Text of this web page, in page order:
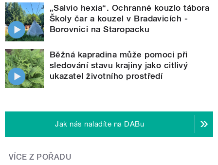
„Salvio hexia“. Ochranné kouzlo tábora
Školy čar a kouzel v Bradavicích -
Borovnici na Staropacku
Běžná kapradina může pomoci při
sledování stavu krajiny jako citlivý
ukazatel životního prostředí
Jak nás naladíte na DABu
VÍCE Z POŘADU